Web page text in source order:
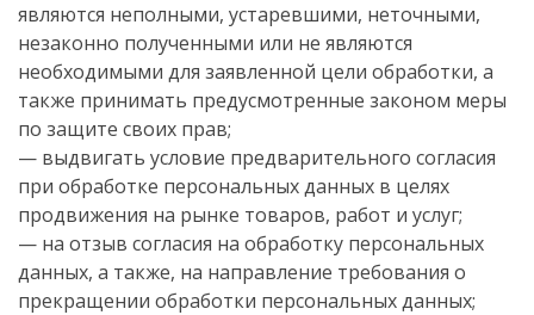
являются неполными, устаревшими, неточными,
незаконно полученными или не являются
необходимыми для заявленной цели обработки, а
также принимать предусмотренные законом меры
по защите своих прав;
— выдвигать условие предварительного согласия
при обработке персональных данных в целях
продвижения на рынке товаров, работ и услуг;
— на отзыв согласия на обработку персональных
данных, а также, на направление требования о
прекращении обработки персональных данных;